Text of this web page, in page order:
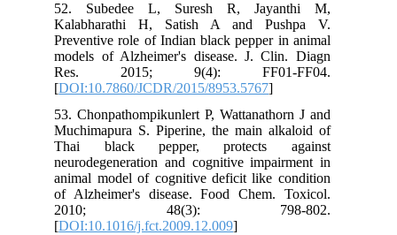
52. Subedee L, Suresh R, Jayanthi M,
Kalabharathi H, Satish A and Pushpa V.
Preventive role of Indian black pepper in animal
models of Alzheimer's disease. J. Clin. Diagn
Res. 2015; 9(4): FF01-FF04.
[DOI:10.7860/JCDR/2015/8953.5767
53. Chonpathompikunlert P, Wattanathorn J and
Muchimapura S. Piperine, the main alkaloid of
Thai black pepper, protects against
neurodegeneration and cognitive impairment in
animal model of cognitive deficit like condition
of Alzheimer's disease. Food Chem. Toxicol.
2010; 48(3): 798-802.
[DOI:10.1016/j.fct.2009.12.009